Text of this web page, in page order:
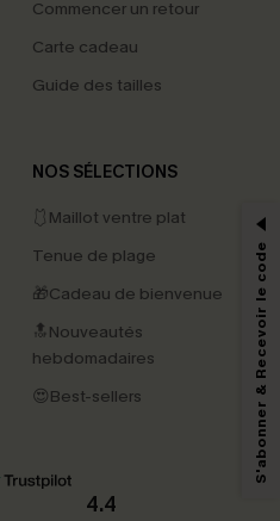
Commencer un retour
Carte cadeau
Guide des tailles
NOS SÉLECTIONS
🩱Maillot ventre plat
Tenue de plage
🎁Cadeau de bienvenue
🔝Nouveautés
hebdomadaires
😍Best-sellers
4.4
DE -15%
par E-mail
valable une seule fois.
vous acceptez de recevoir des e-mails
par l'IA) de Cupshe et
de nos
sur notre site ainsi que des
conformément à notre
Politique de
désabonner à tout moment.
S'abonner & Recevoir le code